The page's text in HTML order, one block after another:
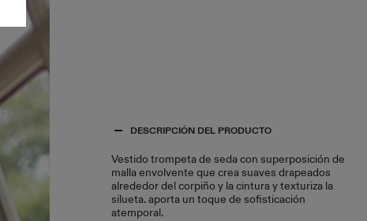
DESCRIPCIÓN DEL PRODUCTO
Vestido trompeta de seda con superposición de
malla envolvente que crea suaves drapeados
alrededor del corpiño y la cintura y texturiza la
silueta. aporta un toque de sofisticación
atemporal.